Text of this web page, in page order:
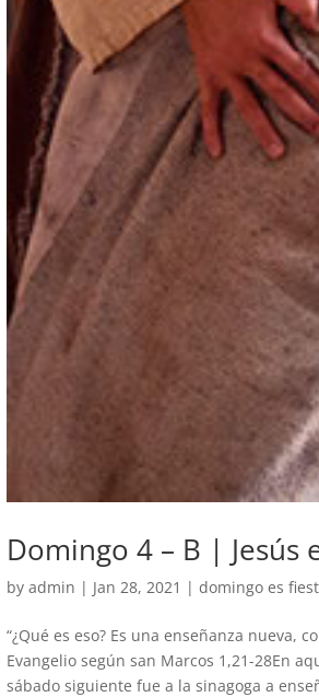
Domingo 4 – B |
byadmin | Jan 28, 2021 |domingo es
“¿Qué es eso? Es una enseñanza nueva,
Evangelio según san Marcos 1,21-28En
sábado siguiente fue a la sinagoga a